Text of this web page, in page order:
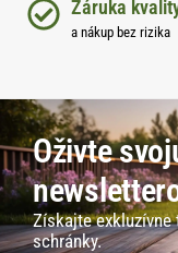
Záruka
a nákup bez rizika
Oživte
Získajte exkluzívne
schránky.